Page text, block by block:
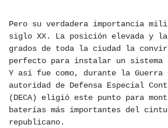
Pero su verdadera importancia
siglo XX. La posición elevada y
grados de toda la ciudad la
perfecto para instalar un sistema
Y así fue como, durante la
autoridad de Defensa Especial
(DECA) eligió este punto para
baterías más importantes del
republicano.